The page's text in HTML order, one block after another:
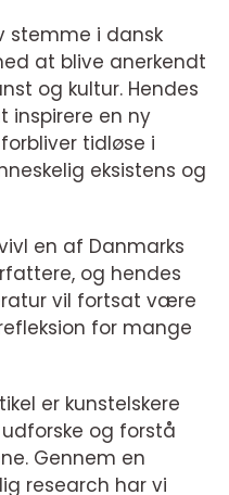
stemme i dansk
at blive anerkendt
og kultur. Hendes
en ny
tidløse i
eksistens og
en af Danmarks
og hendes
vil fortsat være
for mange
er kunstelskere
og forstå
Gennem en
research har vi